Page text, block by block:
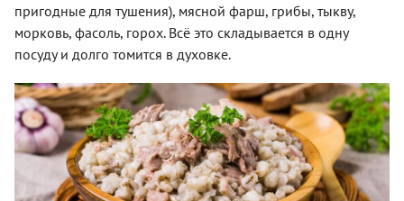
пригодные для тушения), мясной фарш, грибы, тыкву,
морковь, фасоль, горох. Всё это складывается в одну
посуду и долго томится в духовке.